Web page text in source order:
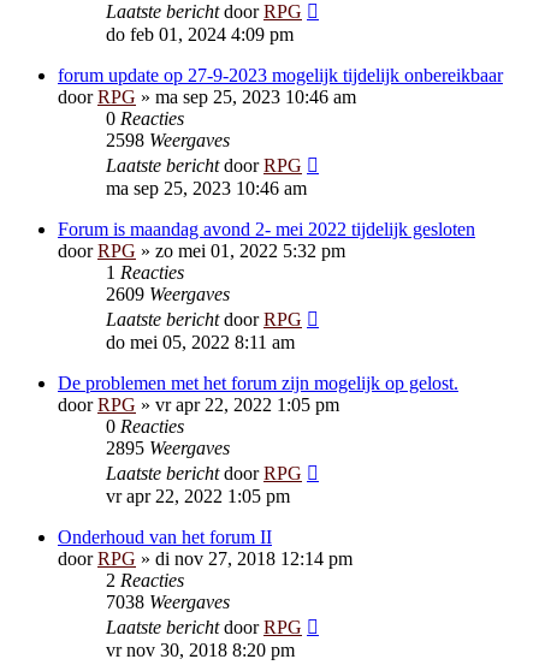
Laatste berichtdoorRPG
do feb 01, 2024 4:09 pm
forum update op 27-9-2023 mogelijk tijdelijk onbereikbaar
doorRPG » ma sep 25, 2023 10:46 am
0 Reacties
2598 Weergaves
Laatste berichtdoorRPG
ma sep 25, 2023 10:46 am
Forum is maandag avond 2- mei 2022 tijdelijk gesloten
doorRPG » zo mei 01, 2022 5:32 pm
1 Reacties
2609 Weergaves
Laatste berichtdoorRPG
do mei 05, 2022 8:11 am
De problemen met het forum zijn mogelijk op gelost.
doorRPG » vr apr 22, 2022 1:05 pm
0 Reacties
2895 Weergaves
Laatste berichtdoorRPG
vr apr 22, 2022 1:05 pm
Onderhoud van het forum II
doorRPG » di nov 27, 2018 12:14 pm
2 Reacties
7038 Weergaves
Laatste berichtdoorRPG
vr nov 30, 2018 8:20 pm